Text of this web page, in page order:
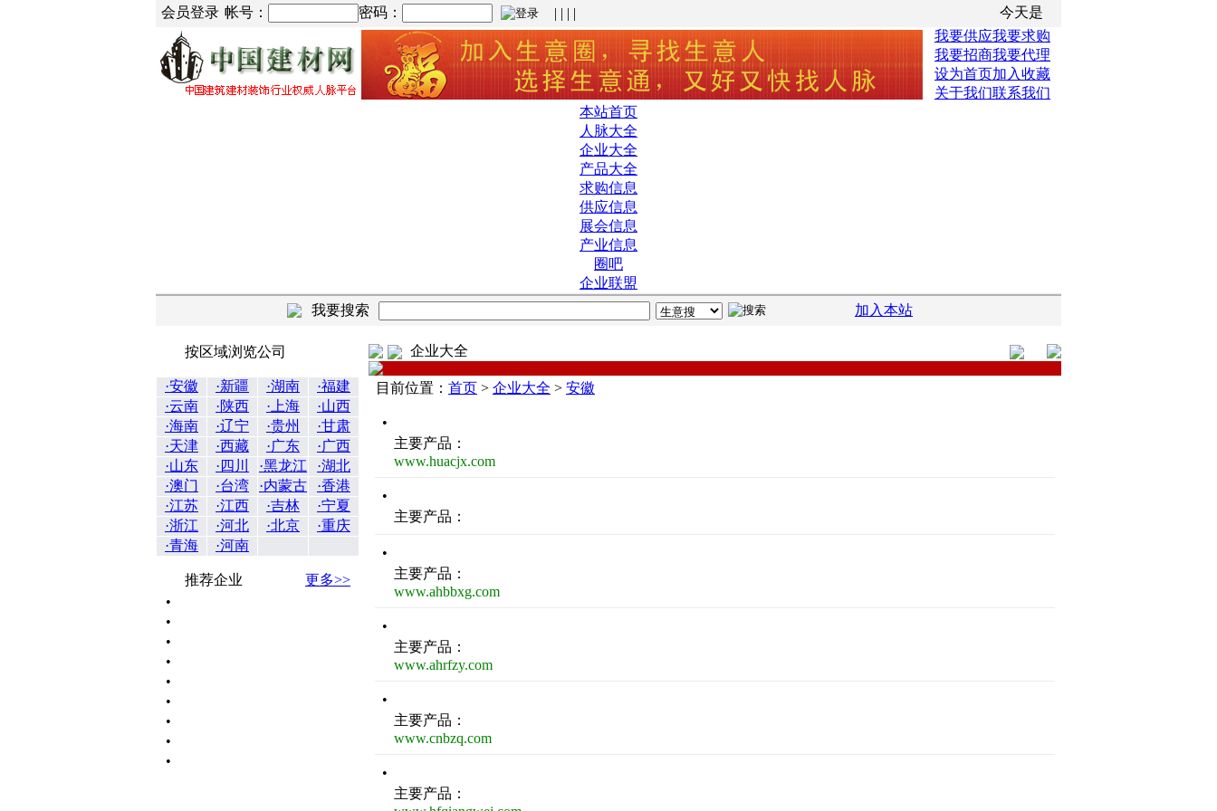
会员登录 帐号： 密码： | | | |
今天是
我要供应我要求购
我要招商我要代理
设为首页加入收藏
关于我们联系我们
本站首页
人脉大全
企业大全
产品大全
求购信息
供应信息
展会信息
产业信息
圈吧
企业联盟
我要搜索
加入本站
按区域浏览公司
·安徽 ·新疆 ·湖南
·福建
·云南
·陕西 ·上海
·山西
·海南
·辽宁 ·贵州
·甘肃
·天津
·西藏 ·广东
·广西
·山东
·四川 ·黑龙江
·湖北
·澳门
·台湾 ·内蒙古
·香港
·江苏
·江西 ·吉林
·宁夏
·浙江
·河北 ·北京
·重庆
·青海
·河南
推荐企业
更多>>
•
•
•
•
•
•
•
•
•
企业大全
目前位置： 首页 > 企业大全 > 安徽
•
主要产品：
www.huacjx.com
•
主要产品：
•
主要产品：
www.ahbbxg.com
•
主要产品：
www.ahrfzy.com
•
主要产品：
www.cnbzq.com
•
主要产品：